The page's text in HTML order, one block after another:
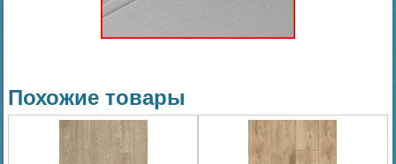
Похожие товары